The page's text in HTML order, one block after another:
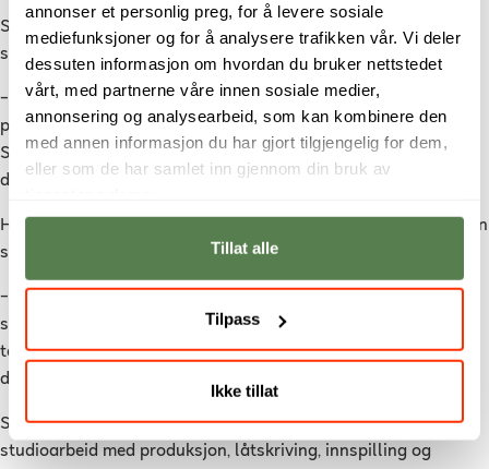
annonser et personlig preg, for å levere sosiale
mediefunksjoner og for å analysere trafikken vår. Vi deler
dessuten informasjon om hvordan du bruker nettstedet
vårt, med partnerne våre innen sosiale medier,
annonsering og analysearbeid, som kan kombinere den
med annen informasjon du har gjort tilgjengelig for dem,
eller som de har samlet inn gjennom din bruk av
Tillat alle
Tilpass
Ikke tillat
Siden studietiden ved Noroff har måten han jobber på utviklet
seg betydelig.
– Da jeg studerte handlet det mye om å lære håndverket og
prøve seg frem. Nå stoler jeg mer på egne valg og erfaringer.
Samtidig føler jeg fortsatt at jeg lærer noe nytt hver eneste
dag i studio.
Han trekker fortsatt frem studietiden som viktig for utviklingen
som produsent.
– På Noroff fikk jeg muligheten til å bruke utrolig mye tid i
studio, samarbeide med andre studenter og utvikle meg både
teknisk og kreativt. Mye av grunnlaget for det jeg jobber med i
dag ble lagt der.
Studiet i lyd- og musikkproduksjon kombinerer praktisk
studioarbeid med produksjon, låtskriving, innspilling og